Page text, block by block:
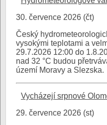
30. července 2026 (čt)
Český
vysokými teplotami a
29.7.2026 12:00 do
nad 32 °C budou
území Moravy a Slezska.
Vycházejí srpnové
29. července 2026 (st)